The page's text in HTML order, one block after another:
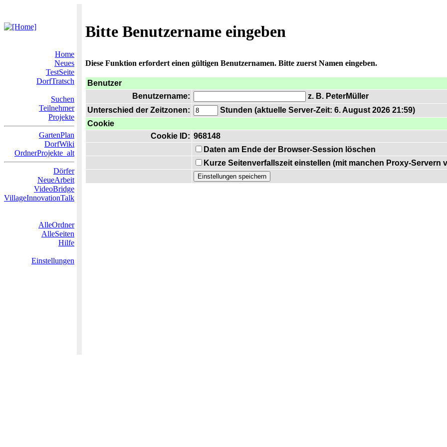
Bitte Benutzername eingeben
Home
Neues
TestSeite
DorfTratsch
Suchen
Teilnehmer
Projekte
GartenPlan
DorfWiki
OrdnerProjekte_alt
Dörfer
NeueArbeit
VideoBridge
VillageInnovationTalk
AlleOrdner
AlleSeiten
Hilfe
Einstellungen
Diese Funktion erfordert einen gültigen Benutzernamen. Bitte zuerst Namen eingeben.
Benutzer
Benutzername:
z. B. PeterMüller
Unterschied der Zeitzonen:
Stunden (aktuelle Server-Zeit: 6. August 2026 21:59)
Cookie
Cookie ID: 968148
Daten am Ende der Browser-Session löschen
Kurze Seitenverfallszeit einstellen (mit manchen Proxy-Servern